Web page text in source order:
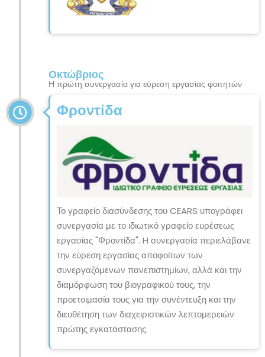
Οκτώβριος
Η πρώτη συνεργασία για εύρεση εργασίας φοιτητών
Φροντίδα
Το γραφείο διασύνδεσης του CEARS υπογράφει
συνεργασία με το ιδιωτικό γραφείο ευρέσεως
εργασίας "Φροντίδα". H συνεργασία περιελάβανε
την εύρεση εργασίας αποφοίτων των
συνεργαζόμενων πανεπιστημίων, αλλά και την
διαμόρφωση του βιογραφικού τους, την
προετοιμασία τους για την συνέντευξη και την
διευθέτηση των διαχειριστικών λεπτομερειών
πρώτης εγκατάστασης.